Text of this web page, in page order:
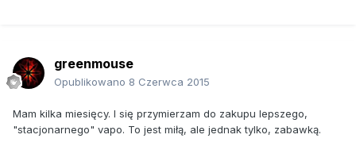
greenmouse
Opublikowano 8 Czerwca 2015
Mam kilka miesięcy. I się przymierzam do zakupu lepszego,
"stacjonarnego" vapo. To jest miłą, ale jednak tylko, zabawką.